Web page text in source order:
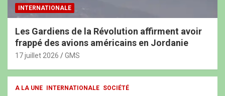
INTERNATIONALE
Les Gardiens de la Révolution affirment avoir
frappé des avions américains en Jordanie
17 juillet 2026 GMS
A LA UNE INTERNATIONALE SOCIÉTÉ